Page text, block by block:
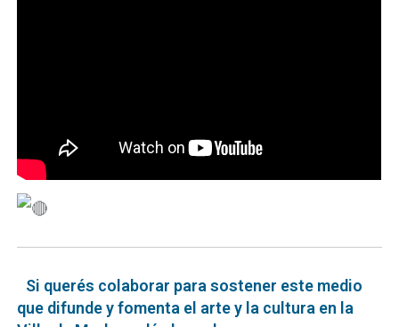
Si querés colaborar para sostener este medio
que difunde y fomenta el arte y la cultura en la